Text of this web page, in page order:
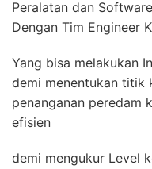
Peralatan dan
Dengan Tim Engineer
Yang bisa melakukan
demi menentukan titik
penanganan peredam
efisien
demi mengukur Level